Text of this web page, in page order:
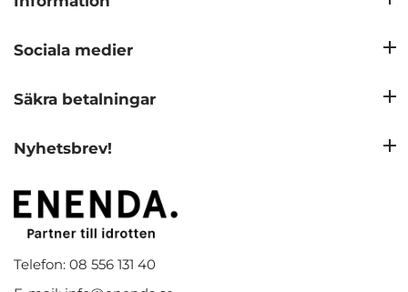
Telefon: 08 556 131 40
Sociala medier
Säkra betalningar
Nyhetsbrev!